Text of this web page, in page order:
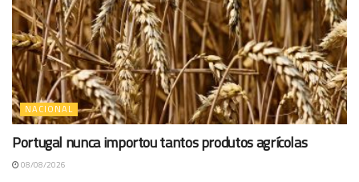
NACIONAL
Portugal nunca importou tantos produtos agrícolas
08/08/2026